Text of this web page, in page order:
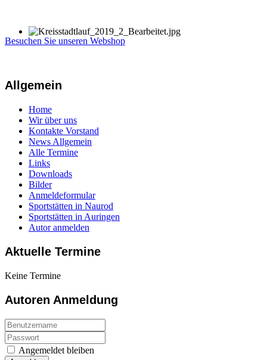
Besuchen Sie unseren Webshop
Allgemein
Home
Wir über uns
Kontakte Vorstand
News Allgemein
Alle Termine
Links
Downloads
Bilder
Anmeldeformular
Sportstätten in Naurod
Sportstätten in Auringen
Autor anmelden
Aktuelle Termine
Keine Termine
Autoren Anmeldung
Angemeldet bleiben